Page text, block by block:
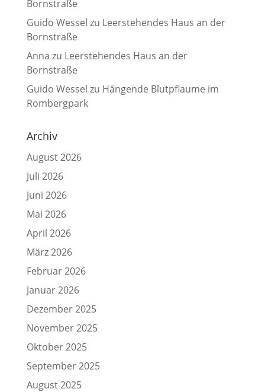
Bornstraße
Guido Wessel zu Leerstehendes Haus an der
Bornstraße
Anna zu Leerstehendes Haus an der
Bornstraße
Guido Wessel zu Hängende Blutpflaume im
Rombergpark
Archiv
August 2026
Juli 2026
Juni 2026
Mai 2026
April 2026
März 2026
Februar 2026
Januar 2026
Dezember 2025
November 2025
Oktober 2025
September 2025
August 2025